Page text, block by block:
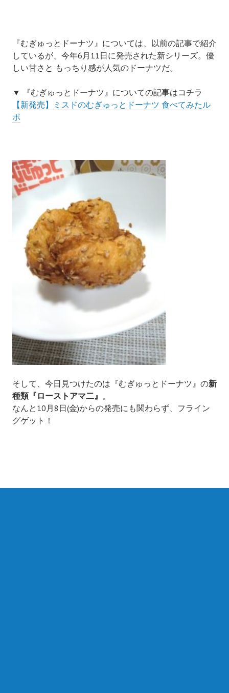
『むぎゅっとドーナツ』については、以前の記事で紹介
しているが、今年6月11日に発売された新シリーズ。 優
しい甘さ と もっちり感が人気のドーナツだ。
▼
『むぎゅっとドーナツ』についての記事はコチラ
【新発売】ミスドのむぎゅっとドーナツ 食べてみたル
ポ
そして、今日見つけたのは『むぎゅっとドーナツ』の新
種類『ローストアマ二』 。
なんと10月8日(金)からの発売にも関わらず、フライン
グゲット！